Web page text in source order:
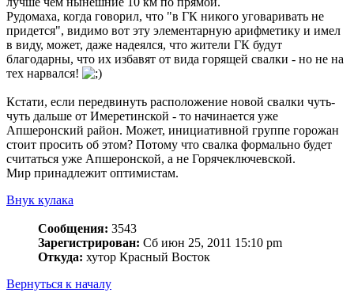
Рудомаха, когда говорил, что "в ГК никого уговаривать не
придется", видимо вот эту элементарную арифметику и имел
в виду, может, даже надеялся, что жители ГК будут
благодарны, что их избавят от вида горящей свалки - но не на
тех нарвался!
Кстати, если передвинуть расположение новой свалки чуть-
чуть дальше от Имеретинской - то начинается уже
Апшеронский район. Может, инициативной группе горожан
стоит просить об этом? Потому что свалка формально будет
считаться уже Апшеронской, а не Горячеключевской.
Мир принадлежит оптимистам.
Внук кулака
Сообщения: 3543
Зарегистрирован: Сб июн 25, 2011 15:10 pm
Откуда: хутор Красный Восток
Вернуться к началу